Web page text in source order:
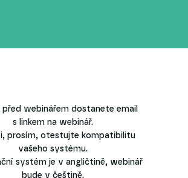
před webinářem dostanete email
s linkem na webinář.
prosím, otestujte kompatibilitu
vašeho systému.
systém je v angličtině, webinář
bude v češtině.